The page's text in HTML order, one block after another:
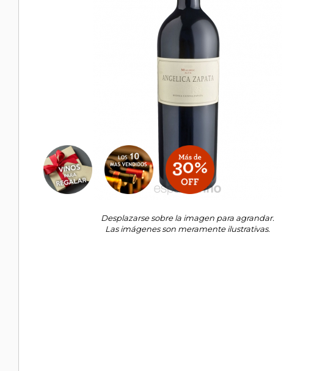
Desplazarse sobre la imagen para agrandar.
Las imágenes son meramente ilustrativas.